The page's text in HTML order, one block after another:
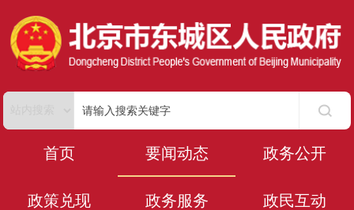
首页 要闻动态 政务公开
政策兑现 政务服务 政民互动